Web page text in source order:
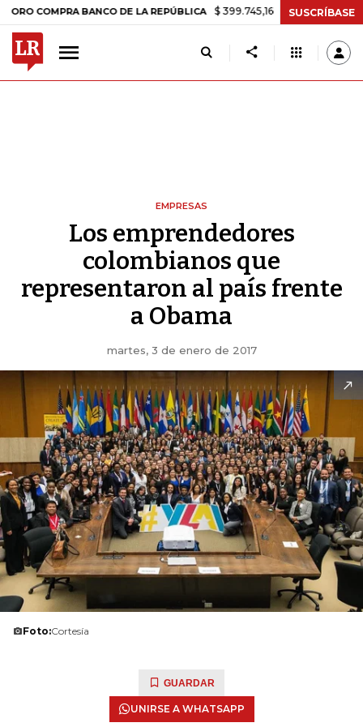
BANCO DE LA REPÚBLICA $ 399.745,16 +$ 2.295,71 +0,58%
SUSCRÍBASE
EMPRESAS
Los emprendedores
colombianos que
representaron al país frente
a Obama
martes, 3 de enero de 2017
Foto:Cortesía
GUARDAR
UNIRSE A WHATSAPP